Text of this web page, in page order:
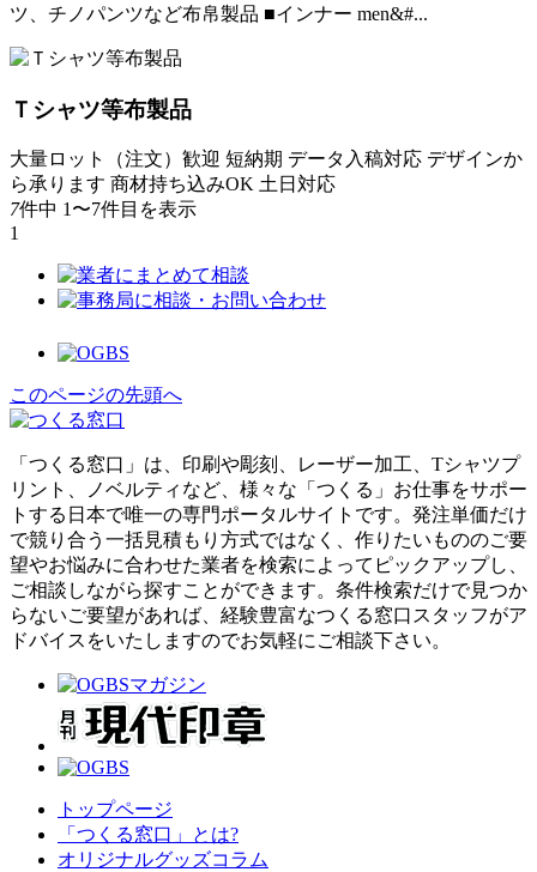
ツ、チノパンツなど布帛製品 ■インナー men&#...
Ｔシャツ等布製品
大量ロット（注文）歓迎 短納期 データ入稿対応 デザインか
ら承ります 商材持ち込みOK 土日対応
7件中 1〜7件目を表示
1
このページの先頭へ
「つくる窓口」は、印刷や彫刻、レーザー加工、Tシャツプ
リント、ノベルティなど、様々な「つくる」お仕事をサポー
トする日本で唯一の専門ポータルサイトです。発注単価だけ
で競り合う一括見積もり方式ではなく、作りたいもののご要
望やお悩みに合わせた業者を検索によってピックアップし、
ご相談しながら探すことができます。条件検索だけで見つか
らないご要望があれば、経験豊富なつくる窓口スタッフがア
ドバイスをいたしますのでお気軽にご相談下さい。
トップページ
「つくる窓口」とは?
オリジナルグッズコラム